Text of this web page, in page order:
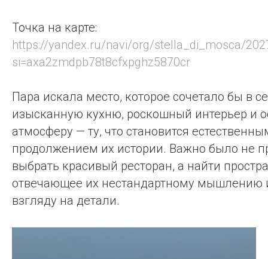
Точка на карте:
https://yandex.ru/navi/org/stella_di_mosca/
si=axa2zmdpb78t8cfxpghz5870cr
Пара искала место, которое сочетало бы в
изысканную кухню, роскошный интерьер и
атмосферу — ту, что становится
продолжением их истории. Важно было не
выбрать красивый ресторан, а найти
отвечающее их нестандартному мышлению
взгляду на детали.